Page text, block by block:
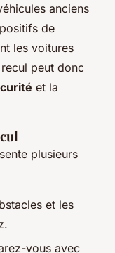
anciens
de
les voitures
peut donc
et la
plusieurs
et les
vous avec